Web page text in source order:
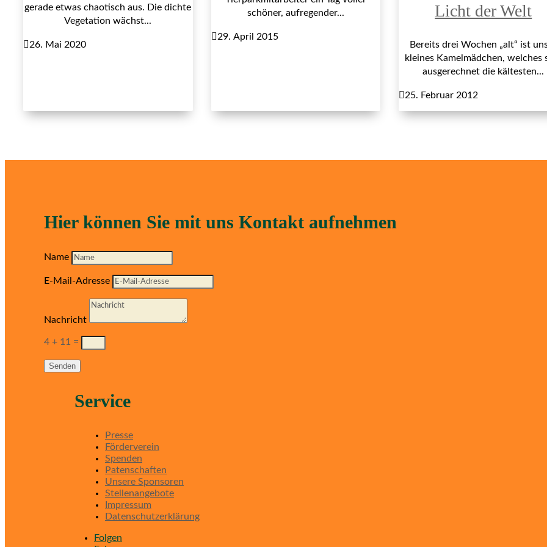
gerade etwas chaotisch aus. Die dichte
Vegetation wächst...
26. Mai 2020
schöner, aufregender...
29. April 2015
Licht der Welt
Bereits drei Wochen „alt“ ist
kleines Kamelmädchen, welches
ausgerechnet die kältesten...
25. Februar 2012
Hier können Sie mit uns Kontakt aufnehmen
Name
E-Mail-Adresse
Nachricht
4 + 11 =
Senden
Service
Presse
Förderverein
Spenden
Patenschaften
Unsere Sponsoren
Stellenangebote
Impressum
Datenschutzerklärung
Folgen